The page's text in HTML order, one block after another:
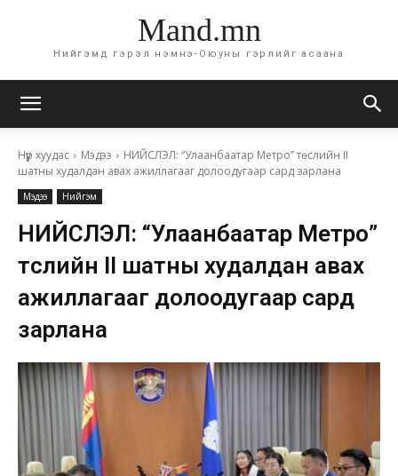
Mand.mn
Нийгэмд гэрэл нэмнэ-Оюуны гэрлийг асаана
Нүүр хуудас Мэдээ
НИЙСЛЭЛ: “Улаанбаатар Метро” төслийн II
шатны худалдан авах ажиллагааг долоодугаар сард зарлана
Мэдээ Нийгэм
НИЙСЛЭЛ: “Улаанбаатар Метро”
төслийн II шатны худалдан авах
ажиллагааг долоодугаар сард
зарлана